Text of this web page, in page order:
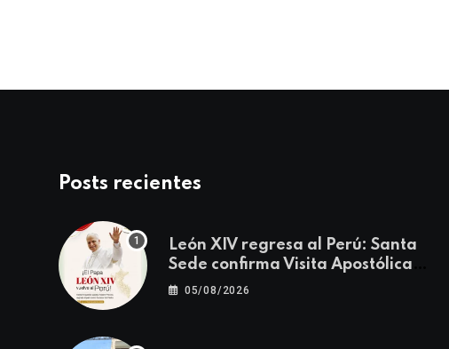
Posts recientes
León XIV regresa al Perú: Santa
Sede confirma Visita Apostólica
del 11 al 17 de noviembre
05/08/2026